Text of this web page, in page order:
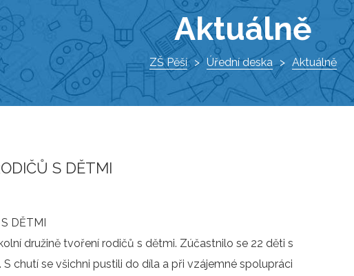
ROZPOČET
VEŘEJNÉ ZAKÁZKY
PROJEKTY
DOKUMENTY
O ŠKOLE
ŠKOLNÍ ŘÁD
ŠKOLSKÁ RADA
ZÁPIS DO 1. TŘÍDY
VÝCHOVNÝ PORADCE
KROUŽKY
DOKUMENTY
KONTAKTY
Aktuálně
ZŠ Pěší Úřední deska Aktuálně
S DĚTMI
DĚTMI
družině tvoření rodičů s dětmi. Zúčastnilo se 22 děti s
chutí se všichni pustili do díla a při vzájemné spolupráci